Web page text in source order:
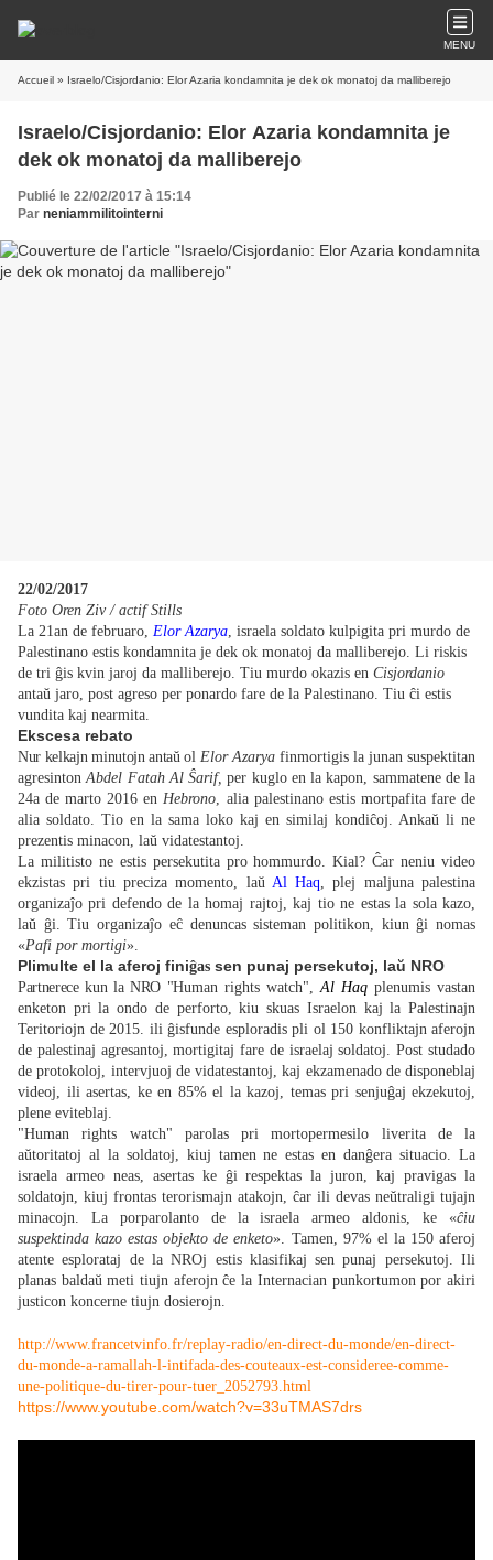
MENU
Accueil » Israelo/Cisjordanio: Elor Azaria kondamnita je dek ok monatoj da malliberejo
Israelo/Cisjordanio: Elor Azaria kondamnita je
dek ok monatoj da malliberejo
Publié le 22/02/2017 à 15:14
Par neniammilitointerni
22/02/2017
Foto Oren Ziv / actif Stills
La 21an de februaro, Elor Azarya, israela soldato kulpigita pri murdo de
Palestinano estis kondamnita je dek ok monatoj da malliberejo. Li riskis
de tri ĝis kvin jaroj da malliberejo. Tiu murdo okazis en Cisjordanio
antaŭ jaro, post agreso per ponardo fare de la Palestinano. Tiu ĉi estis
vundita kaj nearmita.
Ekscesa rebato
Nur kelkajn minutojn antaŭ ol Elor Azaryafinmortigis la junan suspektitan
agresintonAbdel Fatah Al Ŝarif, per kuglo en la kapon, sammatene de la
24a de marto 2016 enHebrono, alia palestinano estis mortpafita fare de
alia soldato. Tio en la sama loko kaj en similaj kondiĉoj. Ankaŭ li ne
prezentis minacon, laŭ vidatestantoj.
La militisto ne estis persekutita pro hommurdo. Kial? Ĉar neniu video
ekzistas pri tiu preciza momento, laŭ Al Haq, plej maljuna palestina
organizaĵo pri defendo de la homaj rajtoj, kaj tio ne estas la sola kazo,
laŭ ĝi. Tiu organizaĵo eĉ denuncas sisteman politikon, kiun ĝi nomas
«Pafi por mortigi».
Plimulte el la aferoj finiĝas sen punaj persekutoj, laŭ NRO
Partnerece kun la NRO "Human rights watch",AlHaq plenumis vastan
enketon pri la ondo de perforto, kiu skuas Israelon kaj la Palestinajn
Teritoriojn de 2015. ili ĝisfunde esploradis pli ol 150 konfliktajn aferojn
de palestinaj agresantoj, mortigitaj fare de israelaj soldatoj. Post studado
de protokoloj, intervjuoj de vidatestantoj, kaj ekzamenado de disponeblaj
videoj, ili asertas, ke en 85% el la kazoj, temas pri senjuĝaj ekzekutoj,
plene eviteblaj.
"Human rights watch" parolas pri mortopermesilo liverita de la
aŭtoritatoj al la soldatoj, kiuj tamen ne estas en danĝera situacio. La
israela armeo neas, asertas ke ĝi respektas la juron, kaj pravigas la
soldatojn, kiuj frontas terorismajn atakojn, ĉar ili devas neŭtraligi tujajn
minacojn. La porparolanto de la israela armeo aldonis, ke «ĉiu
suspektinda kazo estas objekto de enketo». Tamen, 97% el la 150 aferoj
atente esplorataj de la NROj estis klasifikaj sen punaj persekutoj. Ili
planas baldaŭ meti tiujn aferojn ĉe la Internacian punkortumon por akiri
justicon koncerne tiujn dosierojn.
http://www.francetvinfo.fr/replay-radio/en-direct-du-monde/en-direct-
du-monde-a-ramallah-l-intifada-des-couteaux-est-consideree-comme-
une-politique-du-tirer-pour-tuer_2052793.html
https://www.youtube.com/watch?v=33uTMAS7drs